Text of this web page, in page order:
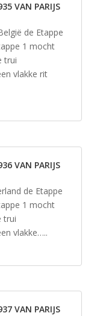
VAN PARIJS
de Etappe
1 mocht
trui
vlakke rit
VAN PARIJS
de Etappe
1 mocht
trui
vlakke…..
VAN PARIJS